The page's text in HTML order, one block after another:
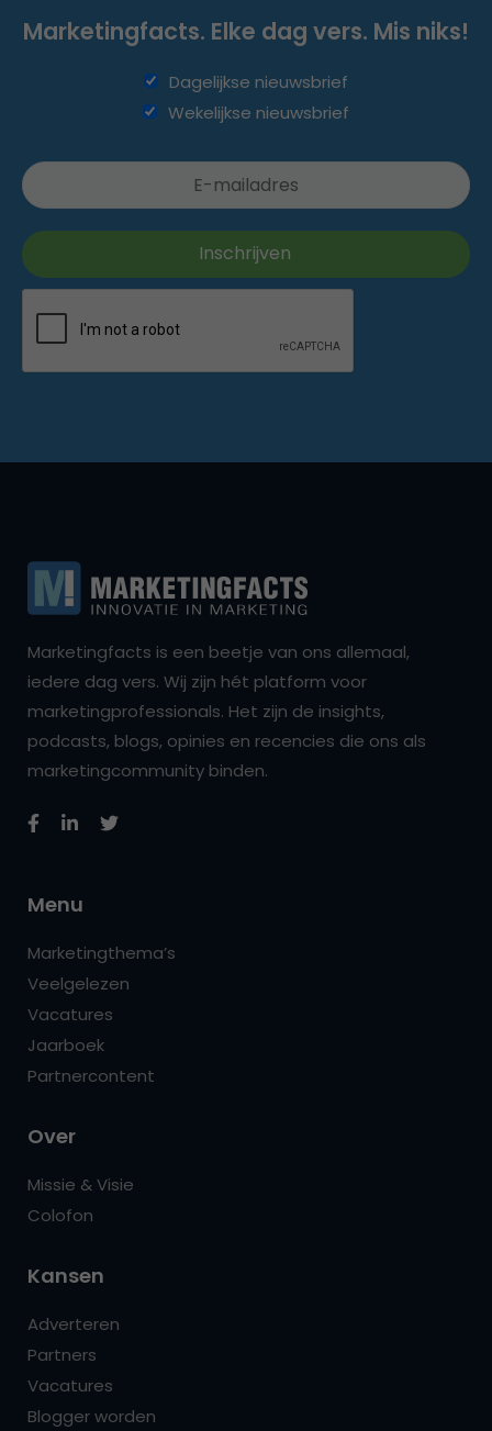
Marketingfacts. Elke dag vers. Mis niks!
Dagelijkse nieuwsbrief
Wekelijkse nieuwsbrief
Marketingfacts is een beetje van ons allemaal,
iedere dag vers. Wij zijn hét platform voor
marketingprofessionals. Het zijn de insights,
podcasts, blogs, opinies en recencies die ons als
marketingcommunity binden.
Menu
Marketingthema’s
Veelgelezen
Vacatures
Jaarboek
Partnercontent
Over
Missie & Visie
Colofon
Kansen
Adverteren
Partners
Vacatures
Blogger worden